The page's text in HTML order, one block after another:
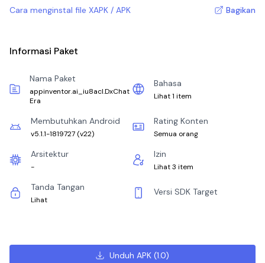
Cara menginstal file XAPK / APK Bagikan
Informasi Paket
Nama Paket
appinventor.ai_iu8acl.DxChat
Era
Bahasa
Lihat 1 item
Membutuhkan Android
v5.1.1-1819727 (v22)
Rating Konten
Semua orang
Arsitektur
-
Izin
Lihat 3 item
Tanda Tangan
Lihat
Versi SDK Target
Unduh APK (1.0)